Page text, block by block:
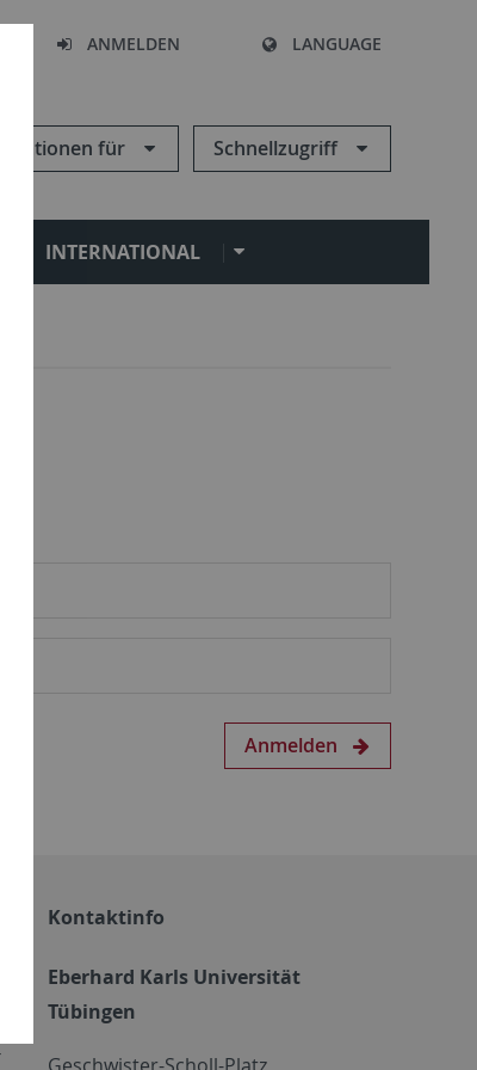
ANMELDEN LANGUAGE
für Schnellzugriff
INTERNATIONAL
Anmelden
Kontaktinfo
Eberhard Karls Universität
Tübingen